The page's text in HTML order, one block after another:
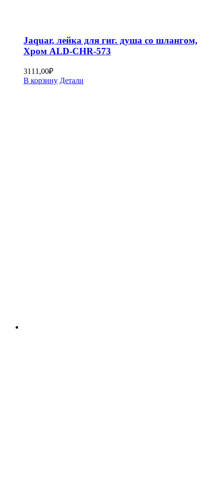
Jaquar, лейка для гиг. душа со шлангом,
Хром ALD-CHR-573
3111,00₽
В корзину Детали